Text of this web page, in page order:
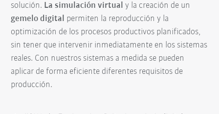
solución. La simulación virtual y la creación de un
gemelo digital permiten la reproducción y la
optimización de los procesos productivos planificados,
sin tener que intervenir inmediatamente en los sistemas
reales. Con nuestros sistemas a medida se pueden
aplicar de forma eficiente diferentes requisitos de
producción.